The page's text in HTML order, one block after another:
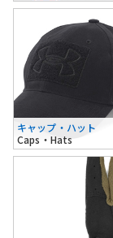
キャップ・ハット
Caps・Hats